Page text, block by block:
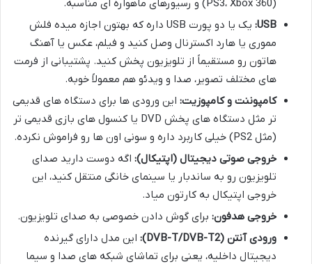
(PS3، Xbox 360) و رسیورهای ماهواره ای مناسبه.
USB:
یک یا دو پورت USB داره که بهتون اجازه میده فلش
مموری یا هارد اکسترنال وصل کنید و فیلم، عکس یا آهنگ
هاتون رو مستقیماً از تلویزیون پخش کنید. پشتیبانی از فرمت
های مختلف تصویر، صدا و ویدئو هم معمولاً خوبه.
کامپوننت و کامپوزیت: این ورودی ها برای دستگاه های قدیمی
تر مثل دستگاه های پخش DVD یا کنسول های بازی قدیمی تر
(مثل PS2) خیلی کاربرد داره و سونی اون ها رو فراموش نکرده.
خروجی صوتی دیجیتال (اپتیکال): اگه دوست دارید صدای
تلویزیون رو به ساندبار یا سینمای خانگی منتقل کنید، این
خروجی اپتیکال به کارتون میاد.
خروجی هدفون: برای گوش دادن خصوصی به صدای تلویزیون.
ورودی آنتن (DVB-T/DVB-T2):
این مدل دارای گیرنده
دیجیتال داخلیه، یعنی برای تماشای شبکه های صدا و سیما